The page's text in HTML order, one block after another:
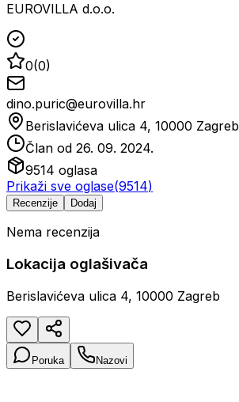
EUROVILLA d.o.o.
0(0)
dino.puric@eurovilla.hr
Berislavićeva ulica 4, 10000 Zagreb
Član od 26. 09. 2024.
9514 oglasa
Prikaži sve oglase(9514)
Recenzije Dodaj
Nema recenzija
Lokacija oglašivača
Berislavićeva ulica 4, 10000 Zagreb
Poruka Nazovi